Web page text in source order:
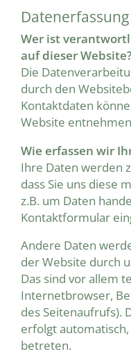
Wer ist
auf dieser
Die
durch den
Kontaktdaten
Website
Wie erfassen wir
Ihre Daten werden
dass Sie uns diese
z.B. um Daten
Kontaktformular
Andere Daten
der Website durch
Das sind vor allem
Internetbrowser,
des Seitenaufrufs).
erfolgt
betreten.